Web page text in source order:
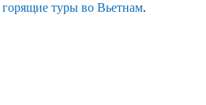
горящие туры во Вьетнам.